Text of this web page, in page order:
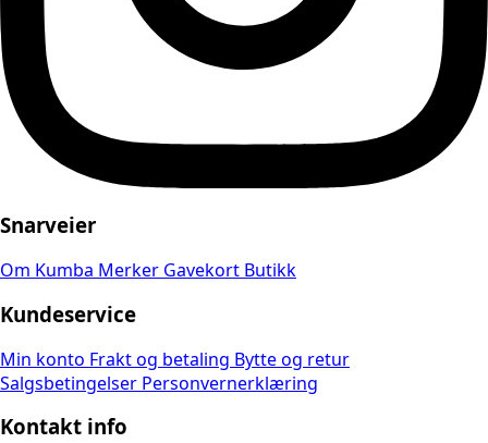
Snarveier
Om Kumba Merker Gavekort Butikk
Kundeservice
Min konto Frakt og betaling Bytte og retur
Salgsbetingelser Personvernerklæring
Kontakt info